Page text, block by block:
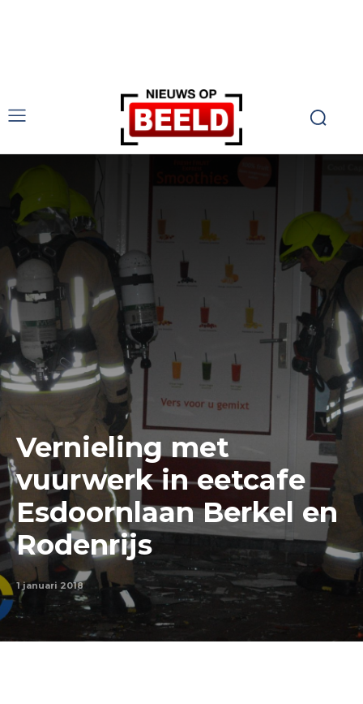
Vernieling met
vuurwerk in eetcafe
Esdoornlaan Berkel en
Rodenrijs
1 januari 2018